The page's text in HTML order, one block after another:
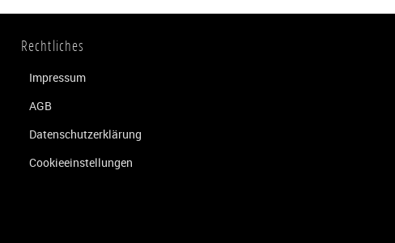
Rechtliches
Impressum
AGB
Datenschutzerklärung
Cookieeinstellungen